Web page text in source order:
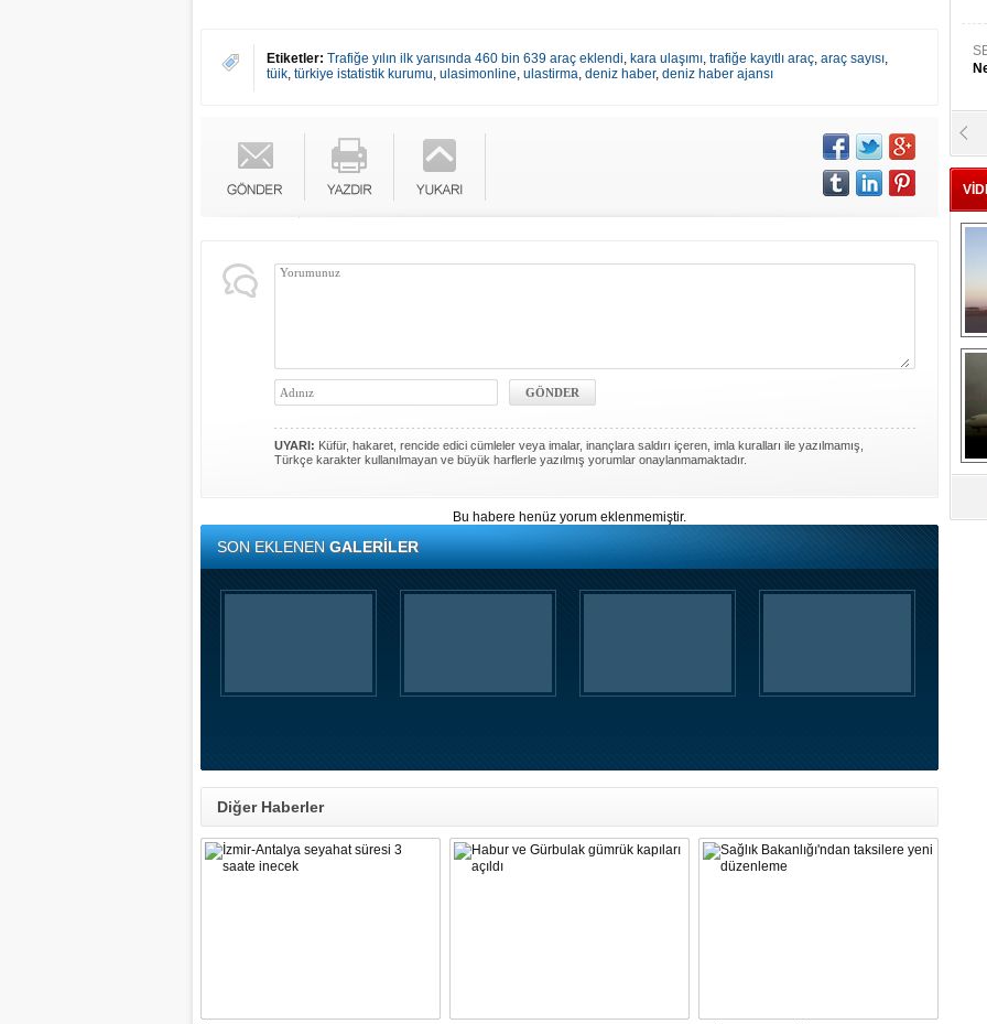
Etiketler: Trafiğe yılın ilk yarısında 460 bin 639 araç eklendi, kara ulaşımı, trafiğe kayıtlı araç, araç sayısı,
tüik, türkiye istatistik kurumu, ulasimonline, ulastirma, deniz haber, deniz haber ajansı
UYARI: Küfür, hakaret, rencide edici cümleler veya imalar, inançlara saldırı içeren, imla kuralları ile yazılmamış,
Türkçe karakter kullanılmayan ve büyük harflerle yazılmış yorumlar onaylanmamaktadır.
Bu habere henüz yorum eklenmemiştir.
SON EKLENENGALERİLER
Diğer Haberler